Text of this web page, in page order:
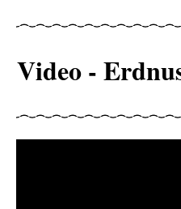
Video -